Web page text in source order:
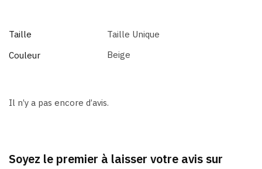
Taille
Taille Unique
Couleur
Beige
Il n’y a pas encore d’avis.
Soyez le premier à laisser votre avis sur